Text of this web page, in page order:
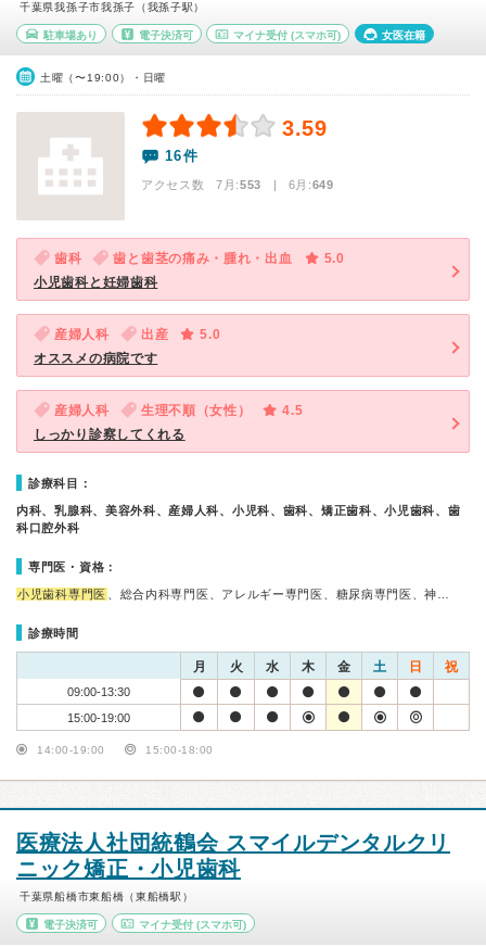
千葉県我孫子市我孫子（我孫子駅）
駐車場あり 電子決済可 マイナ受付 (スマホ可) 女医在籍
土曜（〜19:00）・日曜
3.59
16件
アクセス数 7月:553 | 6月:649
歯科 歯と歯茎の痛み・腫れ・出血
5.0
小児歯科と妊婦歯科
産婦人科 出産
5.0
オススメの病院です
産婦人科 生理不順（女性）
4.5
しっかり診察してくれる
診療科目：
内科、乳腺科、美容外科、産婦人科、小児科、歯科、矯正歯科、小児歯科、歯
科口腔外科
専門医・資格：
小児歯科専門医 、総合内科専門医、アレルギー専門医、糖尿病専門医、神…
診療時間
月 火 水 木 金 土 日 祝
09:00-13:30
15:00-19:00
14:00-19:00 15:00-18:00
医療法人社団統鶴会 スマイルデンタルクリ
ニック矯正・小児歯科
千葉県船橋市東船橋（東船橋駅）
電子決済可 マイナ受付(スマホ可)